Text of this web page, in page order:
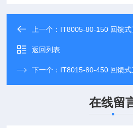
上一个： IT8005-80-150 回馈式
返回列表
下一个： IT8015-80-450 回馈式
在线留